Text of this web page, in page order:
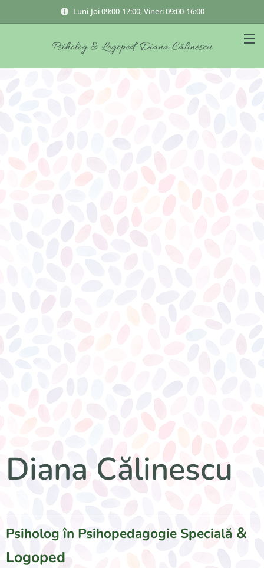
Luni-Joi 09:00-17:00, Vineri 09:00-16:00
Psiholog & Logoped Diana Călinescu
Diana Călinescu
Psiholog în Psihopedagogie Specială &
Logoped